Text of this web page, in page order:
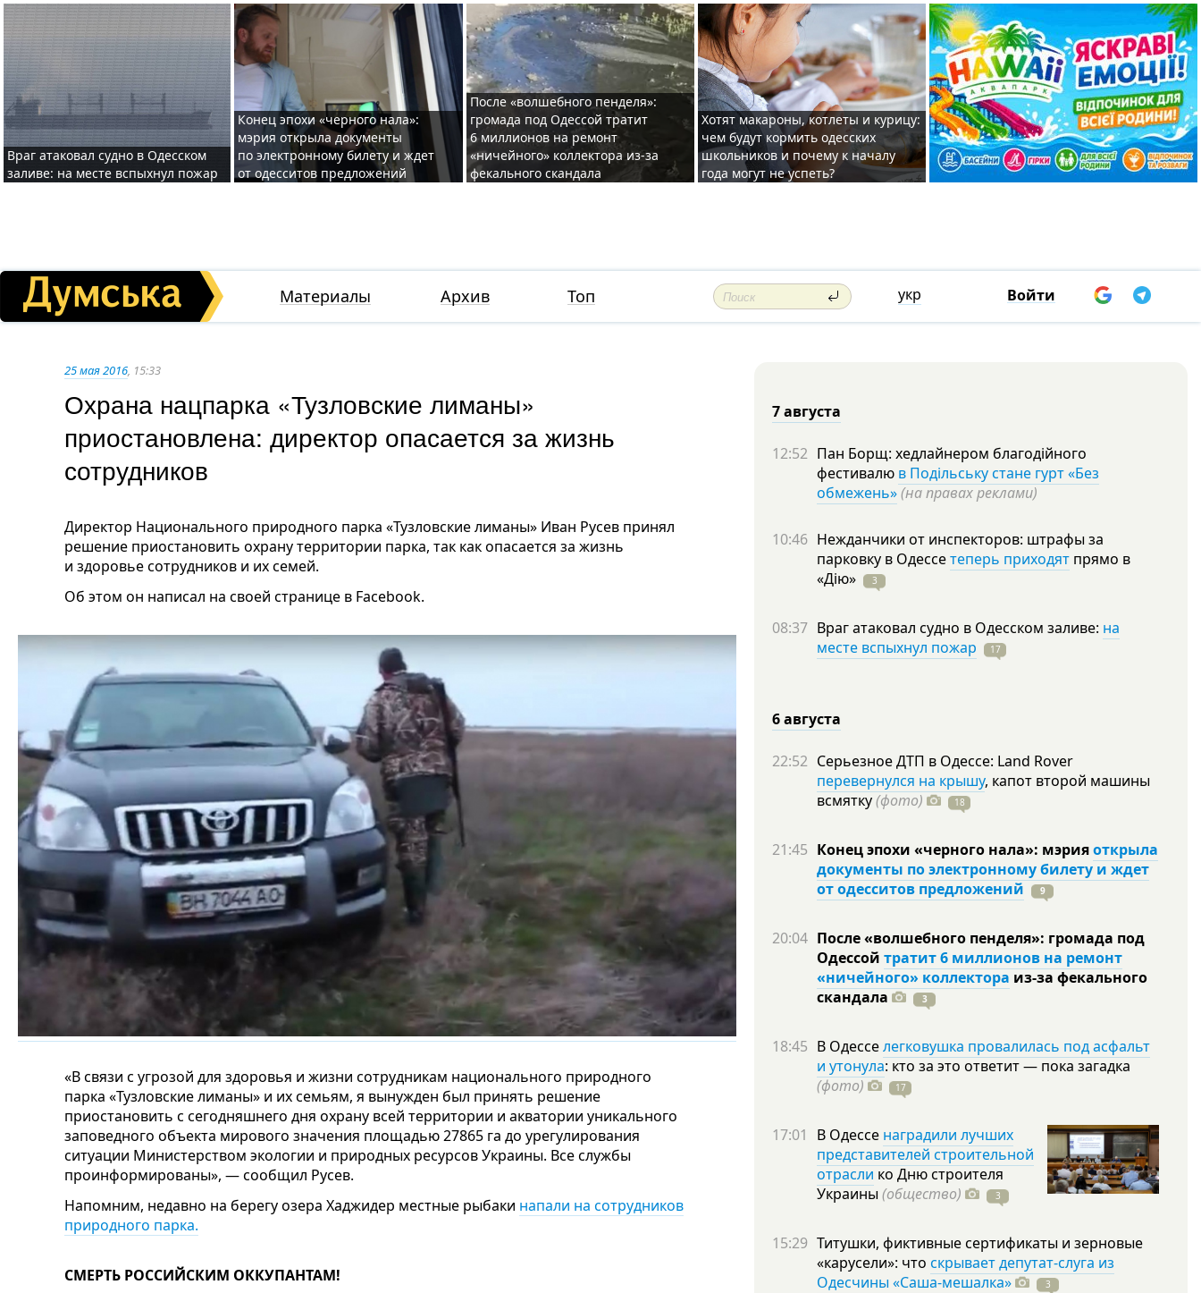
Враг атаковал судно в Одесском
заливе: на месте вспыхнул пожар
Конец эпохи «черного нала»:
мэрия открыла документы
по электронному билету и ждет
от одесситов предложений
После «волшебного пенделя»:
громада под Одессой тратит
6 миллионов на ремонт
«ничейного» коллектора из-за
фекального скандала
Хотят макароны, котлеты и курицу:
чем будут кормить одесских
школьников и почему к началу
года могут не успеть?
Материалы Архив Топ укр Войти
25 мая 2016, 15:33
Охрана нацпарка «Тузловские лиманы»
приостановлена: директор опасается за жизнь
сотрудников
Директор Национального природного парка «Тузловские лиманы» Иван Русев принял
решение приостановить охрану территории парка, так как опасается за жизнь
и здоровье сотрудников и их семей.
Об этом он написал на своей странице в Facebook.
«В связи с угрозой для здоровья и жизни сотрудникам национального природного
парка «Тузловские лиманы» и их семьям, я вынужден был принять решение
приостановить с сегодняшнего дня охрану всей территории и акватории уникального
заповедного объекта мирового значения площадью 27865 га до урегулирования
ситуации Министерством экологии и природных ресурсов Украины. Все службы
проинформированы», — сообщил Русев.
Напомним, недавно на берегу озера Хаджидер местные рыбаки напали на сотрудников
природного парка.
СМЕРТЬ РОССИЙСКИМ ОККУПАНТАМ!
7 августа
12:52 Пан Борщ: хедлайнером благодійного
фестивалю в Подільську стане гурт «Без
обмежень»(на правах реклами)
10:46 Нежданчики от инспекторов: штрафы за
парковку в Одессетеперь приходят прямо в
«Дію»
3
08:37 Враг атаковал судно в Одесском заливе: на
месте вспыхнул пожар
17
6 августа
22:52 Серьезное ДТП в Одессе: Land Rover
перевернулся на крышу, капот второй машины
всмятку(фото) 18
21:45 Конец эпохи «черного нала»: мэрияоткрыла
документы по электронному билету и ждет
от одесситов предложений
9
20:04 После «волшебного пенделя»: громада под
Одессой тратит 6 миллионов на ремонт
«ничейного» коллектора из-за фекального
скандала
3
18:45 В Одесселегковушка провалилась под асфальт
и утонула: кто за это ответит — пока загадка
(фото)
17
17:01 В Одессе наградили лучших
представителей строительной
отрасли ко Дню строителя
Украины (общество) 3
15:29 Титушки, фиктивные сертификаты и зерновые
«карусели»: что скрывает депутат-слуга из
Одесчины «Саша-мешалка»
3